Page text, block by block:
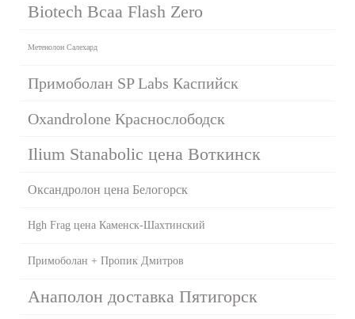
Biotech Bcaa Flash Zero
Метенолон Салехард
Примоболан SP Labs Каспийск
Oxandrolone Краснослободск
Ilium Stanabolic цена Воткинск
Оксандролон цена Белогорск
Hgh Frag цена Каменск-Шахтинский
Примоболан + Пропик Дмитров
Анаполон доставка Пятигорск